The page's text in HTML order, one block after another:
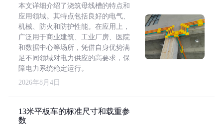
本文详细介绍了浇筑母线槽的特点和
应用领域。其特点包括良好的电气、
机械、防火和防护性能。在应用上，
广泛用于商业建筑、工业厂房、医院
和数据中心等场所，凭借自身优势满
足不同领域对电力供应的高要求，保
障电力系统稳定运行。
2026年8月4日
13米平板车的标准尺寸和载重参
数